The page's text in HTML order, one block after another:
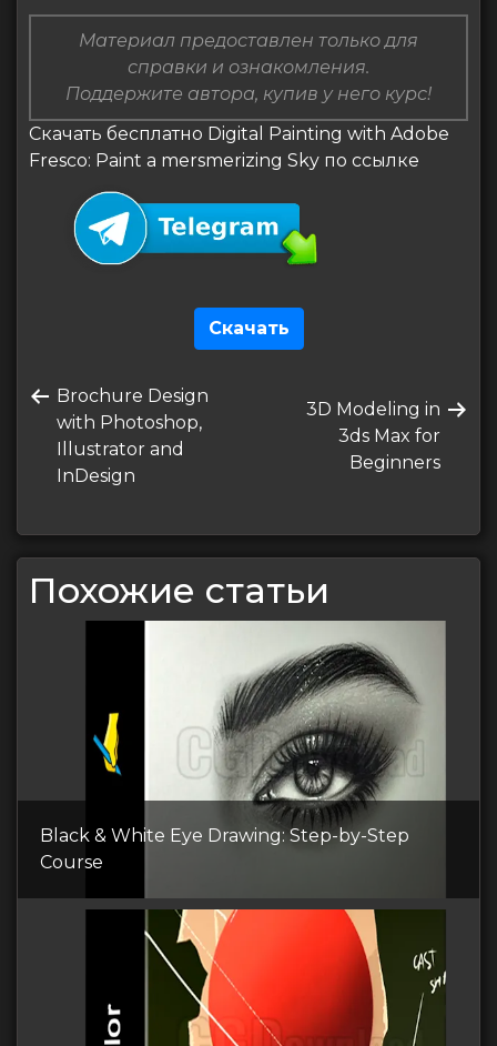
Материал предоставлен только для
справки и ознакомления.
Поддержите автора, купив у него курс!
Скачать бесплатно Digital Painting with Adobe
Fresco: Paint a mersmerizing Sky по ссылке
Скачать
по
записям
Предыдущая
запись
Brochure Design
with Photoshop,
Illustrator and
InDesign
Следующая
запись
3D Modeling in
3ds Max for
Beginners
Похожие статьи
Black & White Eye Drawing: Step-by-Step
Course